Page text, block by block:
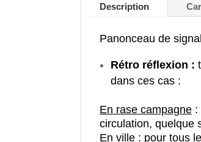
Description
Panonceau de
Rétro réflexion :
dans ces cas :
En rase campagne :
circulation, quelque
En ville : pour tous